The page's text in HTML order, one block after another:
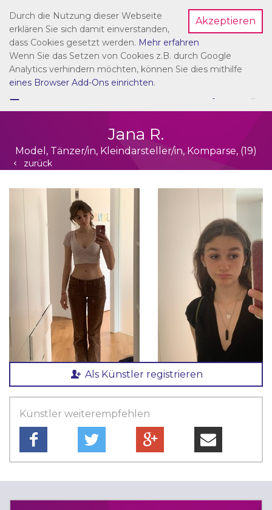
Dein Account
☰
Jana R.
zurück
Model, Tänzer/in, Kleindarsteller/in, Komparse, (19)
Als Künstler registrieren
Künstler weiterempfehlen
Akzeptieren
Durch die Nutzung dieser Webseite
erklären Sie sich damit einverstanden,
dass Cookies gesetzt werden. Mehr erfahren
Wenn Sie das Setzen von Cookies z.B. durch Google
Analytics verhindern möchten, können Sie dies mithilfe
eines Browser Add-Ons einrichten.